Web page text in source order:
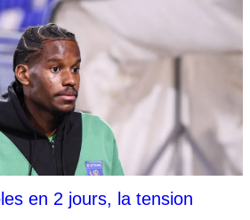
en 2 jours, la tension